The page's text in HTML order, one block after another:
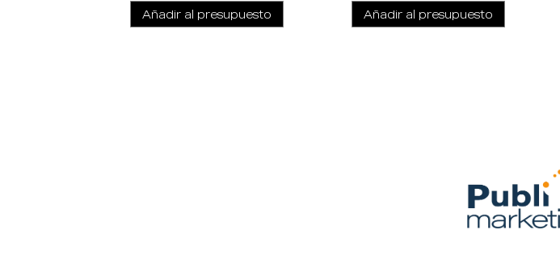
Añadir al presupuesto Añadir al presupuesto